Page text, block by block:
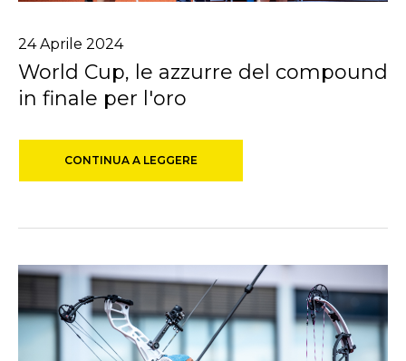
24 Aprile 2024
World Cup, le azzurre del compound
in finale per l'oro
CONTINUA A LEGGERE